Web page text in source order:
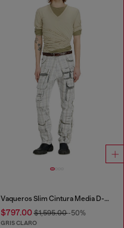
Vaqueros Slim Cintura Media D-DAREK
$797.00$1,595.00-50%
GRIS CLARO